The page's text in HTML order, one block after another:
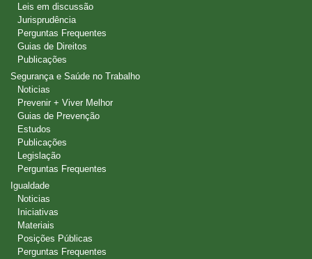
Leis em discussão
Jurisprudência
Perguntas Frequentes
Guias de Direitos
Publicações
Segurança e Saúde no Trabalho
Noticias
Prevenir + Viver Melhor
Guias de Prevenção
Estudos
Publicações
Legislação
Perguntas Frequentes
Igualdade
Noticias
Iniciativas
Materiais
Posições Públicas
Perguntas Frequentes